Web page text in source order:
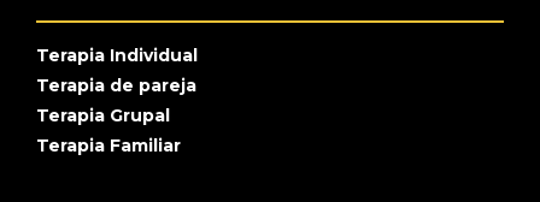
Terapia Individual
Terapia de pareja
Terapia Grupal
Terapia Familiar